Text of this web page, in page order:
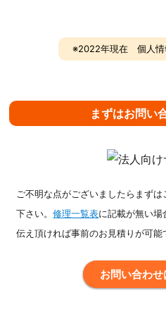
※2022年現在 個人
まずはお問い
ご不明な点がございましたらまず
下さい。修理一覧表に記載が無い場
伝え頂ければ事前のお見積りが可能
お問い合わ